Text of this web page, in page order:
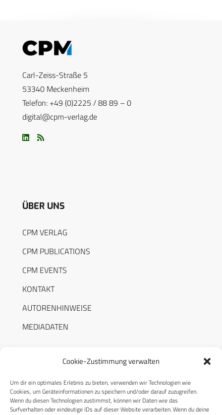
Cookie-Zustimmung verwalten
Um dir ein optimales Erlebnis zu bieten, verwenden wir Technologien wie
Cookies, um Geräteinformationen zu speichern und/oder darauf zuzugreifen.
Wenn du diesen Technologien zustimmst, können wir Daten wie das
Surfverhalten oder eindeutige IDs auf dieser Website verarbeiten. Wenn du deine
Carl-Zeiss-Straße 5
53340 Meckenheim
Telefon: +49 (0)2225 / 88 89 – 0
digital@cpm-verlag.de
ÜBER UNS
CPM VERLAG
CPM PUBLICATIONS
CPM EVENTS
KONTAKT
AUTORENHINWEISE
MEDIADATEN
RECHTLICHES